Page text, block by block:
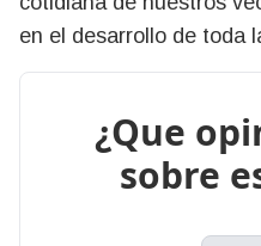
en el desarrollo de toda
¿Que
sobre